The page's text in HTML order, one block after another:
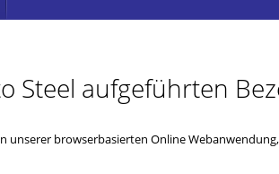
Steel aufgeführten
browserbasierten Online